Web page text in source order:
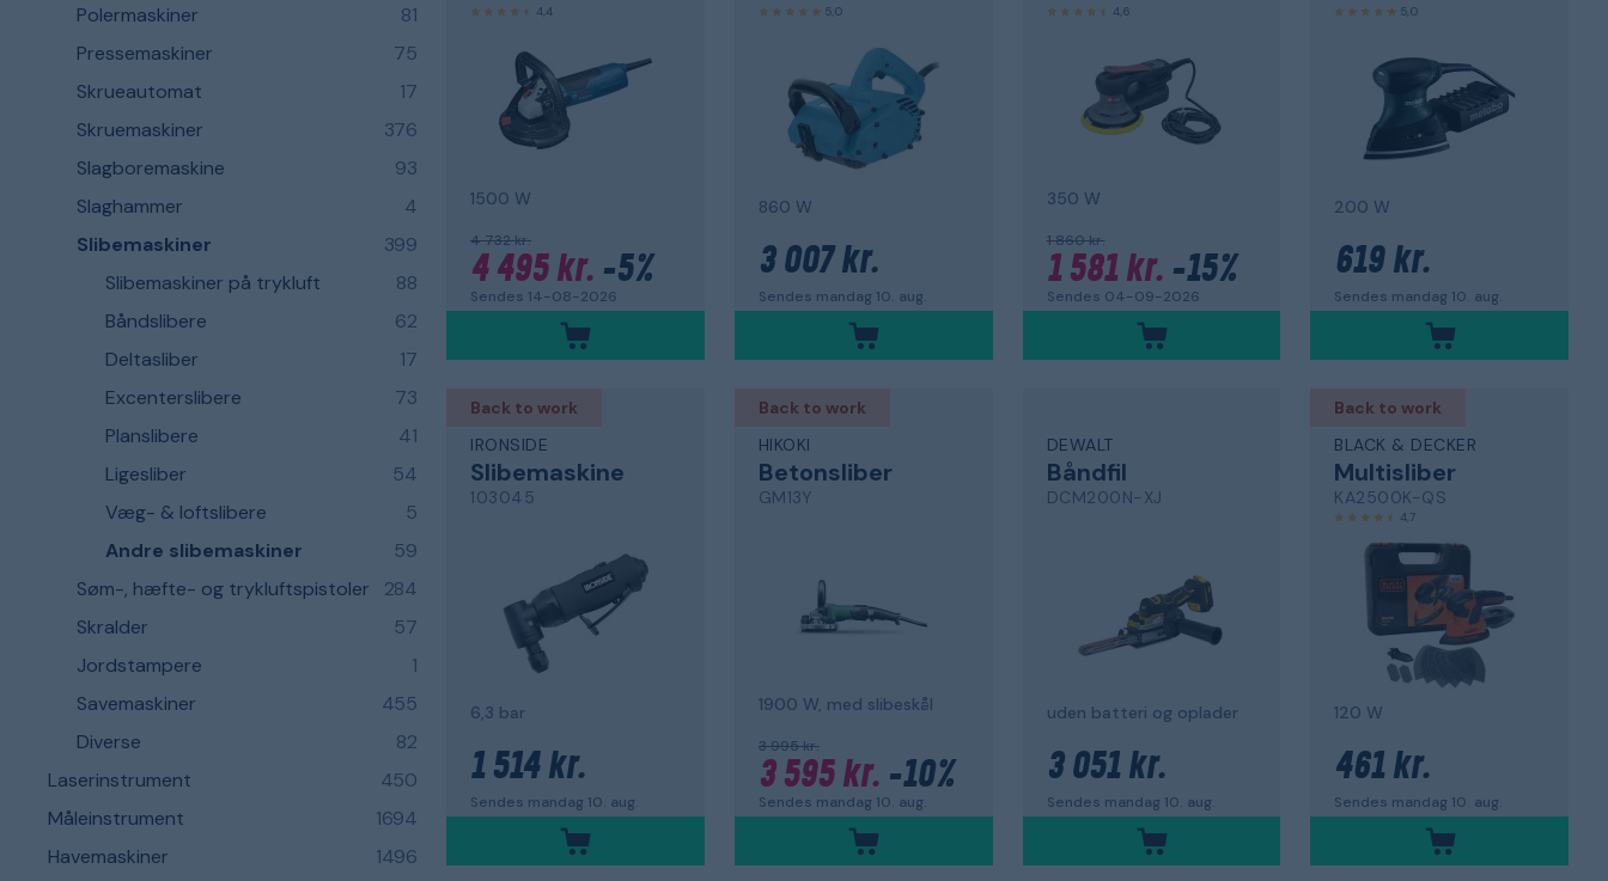
Polermaskiner
81
Pressemaskiner
75
Skrueautomat
17
Skruemaskiner
376
Slagboremaskine
93
Slaghammer
4
Slibemaskiner
399
Slibemaskiner på trykluft
88
Båndslibere
62
Deltasliber
17
Excenterslibere
73
Planslibere
41
Ligesliber
54
Væg- & loftslibere
5
Andre slibemaskiner
59
Søm-, hæfte- og trykluftspistoler
284
Skralder
57
Jordstampere
1
Savemaskiner
455
Diverse
82
Laserinstrument
450
Måleinstrument
1694
Havemaskiner
1496
4,4
1500 W
4 732 kr.
4 495 kr. -5%
Sendes 14-08-2026
5,0
860 W
3 007 kr.
Sendes mandag 10. aug.
4,6
350 W
1 860 kr.
1 581 kr.-15%
Sendes 04-09-2026
5,0
200 W
619 kr.
Sendes mandag 10. aug.
Back to work
IRONSIDE
Slibemaskine
103045
6,3 bar
1 514 kr.
Sendes mandag 10. aug.
Back to work
HIKOKI
Betonsliber
GM13Y
1900 W, med slibeskål
3 995 kr.
3 595 kr.-10%
Sendes mandag 10. aug.
DEWALT
Båndfil
DCM200N-XJ
uden batteri og oplader
3 051 kr.
Sendes mandag 10. aug.
Back to work
BLACK & DECKER
Multisliber
KA2500K-QS
4,7
120 W
461 kr.
Sendes mandag 10. aug.